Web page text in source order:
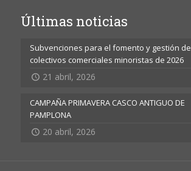
Últimas noticias
Subvenciones para el fomento y gestión de
colectivos comerciales minoristas de 2026
21 abril, 2026
CAMPAÑA PRIMAVERA CASCO ANTIGUO DE
PAMPLONA
20 abril, 2026